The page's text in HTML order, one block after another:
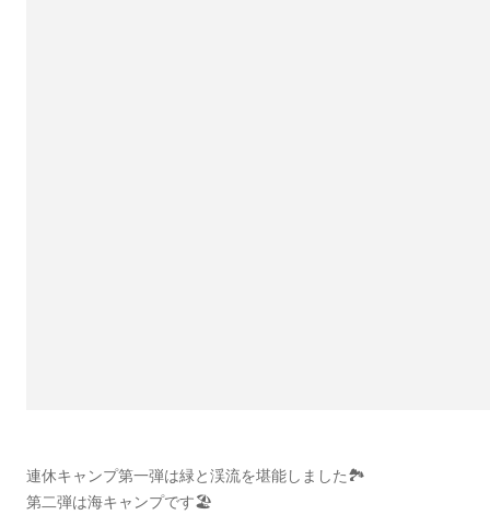
連休キャンプ第一弾は緑と渓流を堪能しました🏞
第二弾は海キャンプです🏖